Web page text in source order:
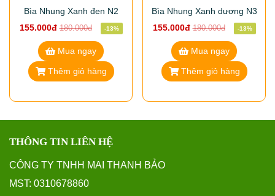
Bìa Nhung Xanh đen N2
155.000đ 180.000đ -13%
Mua ngay
Thêm giỏ hàng
Bìa Nhung Xanh dương N3
155.000đ 180.000đ -13%
Mua ngay
Thêm giỏ hàng
THÔNG TIN LIÊN HỆ
CÔNG TY TNHH MAI THANH BẢO
MST: 0310678860